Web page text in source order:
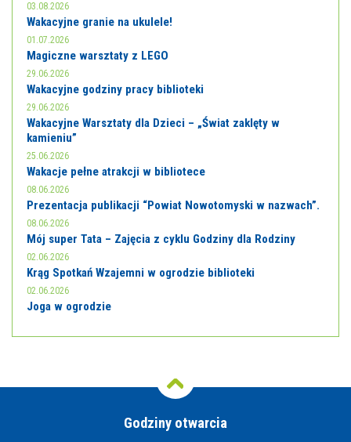
03.08.2026
Wakacyjne granie na ukulele!
01.07.2026
Magiczne warsztaty z LEGO
29.06.2026
Wakacyjne godziny pracy biblioteki
29.06.2026
Wakacyjne Warsztaty dla Dzieci – „Świat zaklęty w
kamieniu”
25.06.2026
Wakacje pełne atrakcji w bibliotece
08.06.2026
Prezentacja publikacji “Powiat Nowotomyski w nazwach”.
08.06.2026
Mój super Tata – Zajęcia z cyklu Godziny dla Rodziny
02.06.2026
Krąg Spotkań Wzajemni w ogrodzie biblioteki
02.06.2026
Joga w ogrodzie
Godziny otwarcia